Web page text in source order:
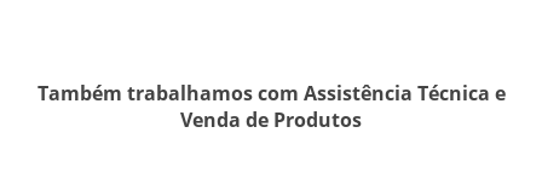
Também trabalhamos com Assistência Técnica e
Venda de Produtos